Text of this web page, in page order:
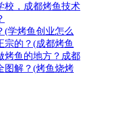
校，成都烤鱼技术
(学烤鱼创业怎么
宗的？(成都烤鱼
烤鱼的地方？成都
图解？(烤鱼烧烤